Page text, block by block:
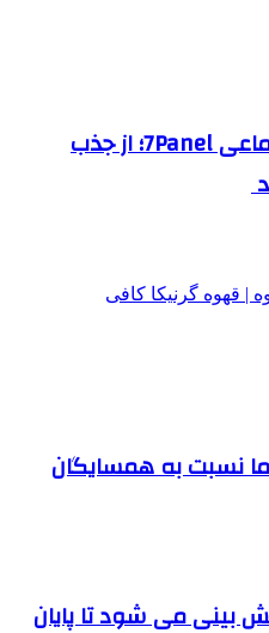
خدمات شبکه‌های اجتماعی 7Panel؛ از جذب
| قهوه گرنیکا کافی
نسبت به همسایگان
بینی می شود تا پایان